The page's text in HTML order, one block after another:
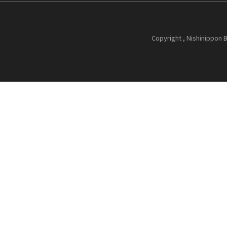
Copyright , Nishinippon